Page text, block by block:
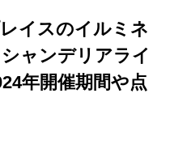
イスのイルミネ
ャンデリアライ
年開催期間や点